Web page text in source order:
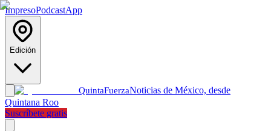
ImpresoPodcastApp
Edición
QuintaFuerzaNoticias de México, desde
Quintana Roo
Suscríbete gratis